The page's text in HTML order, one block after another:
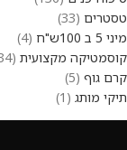
טסטרים 33
מיני 5 ב 100ש"ח
4
קוסמטיקה מקצועית
קרם גוף 5
תיקי מותג
1